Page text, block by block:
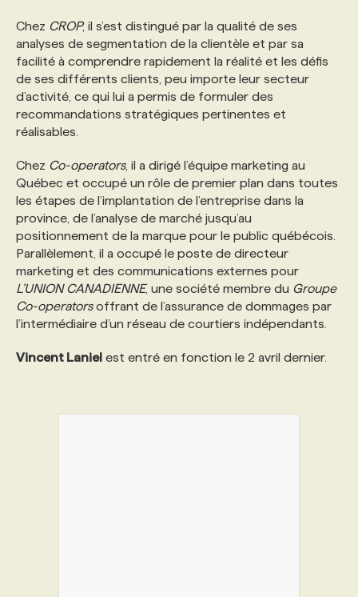
FAQ
ANNONCEZ AVEC NOUS
Chez CROP, il s’est distingué par la qualité de ses
analyses de segmentation de la clientèle et par sa
facilité à comprendre rapidement la réalité et les défis
de ses différents clients, peu importe leur secteur
d’activité, ce qui lui a permis de formuler des
recommandations stratégiques pertinentes et
réalisables.
Chez Co-operators, il a dirigé l’équipe marketing au
Québec et occupé un rôle de premier plan dans toutes
les étapes de l’implantation de l’entreprise dans la
province, de l’analyse de marché jusqu’au
positionnement de la marque pour le public québécois.
Parallèlement, il a occupé le poste de directeur
marketing et des communications externes pour
L’UNION CANADIENNE, une société membre du Groupe
Co-operatorsoffrant de l’assurance de dommages par
l’intermédiaire d’un réseau de courtiers indépendants.
Vincent Laniel est entré en fonction le 2 avril dernier.